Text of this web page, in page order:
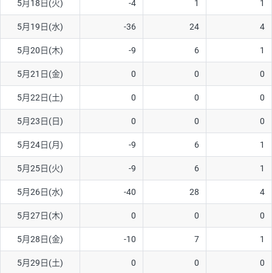
5月18日(火) -4 1 1
5月19日(水) -36 24 4
5月20日(木) -9 6 1
5月21日(金) 0 0 0
5月22日(土) 0 0 0
5月23日(日) 0 0 0
5月24日(月) -9 6 1
5月25日(火) -9 6 1
5月26日(水) -40 28 4
5月27日(木) 0 0 0
5月28日(金) -10 7 1
5月29日(土) 0 0 0